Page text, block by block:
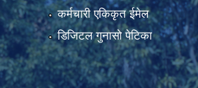
कर्मचारी एकिकृत ईमेल
डिजिटल गुनासो पेटिका